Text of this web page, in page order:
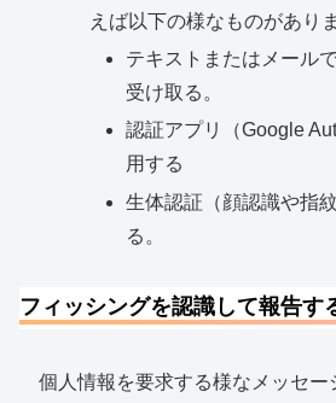
えば以下の様なものがあり
テキストまたはメール
受け取る。
認証アプリ（Google
用する
生体認証（顔認識や指
る。
フィッシングを認識して報告す
個人情報を要求する様なメッセー